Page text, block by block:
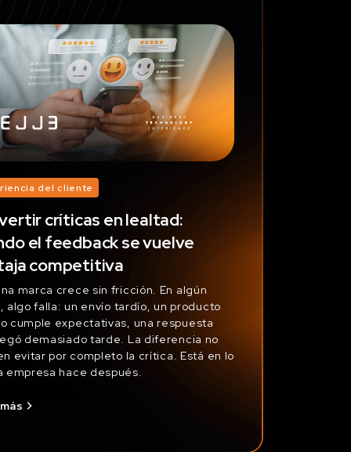
del cliente
críticas en lealtad:
el feedback se vuelve
competitiva
marca crece sin fricción. En algún
algo falla: un envío tardío, un producto
cumple expectativas, una respuesta
demasiado tarde. La diferencia no
evitar por completo la crítica. Está en lo
empresa hace después.